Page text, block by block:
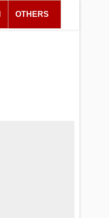
OTHERS